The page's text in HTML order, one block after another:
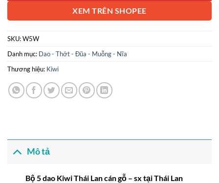
XEM TRÊN SHOPEE
SKU:W5W
Danh mục: Dao - Thớt - Đũa - Muỗng - Nĩa
Thương hiệu: Kiwi
Mô tả
Bộ 5 dao Kiwi Thái Lan cán gỗ – sx tại Thái Lan